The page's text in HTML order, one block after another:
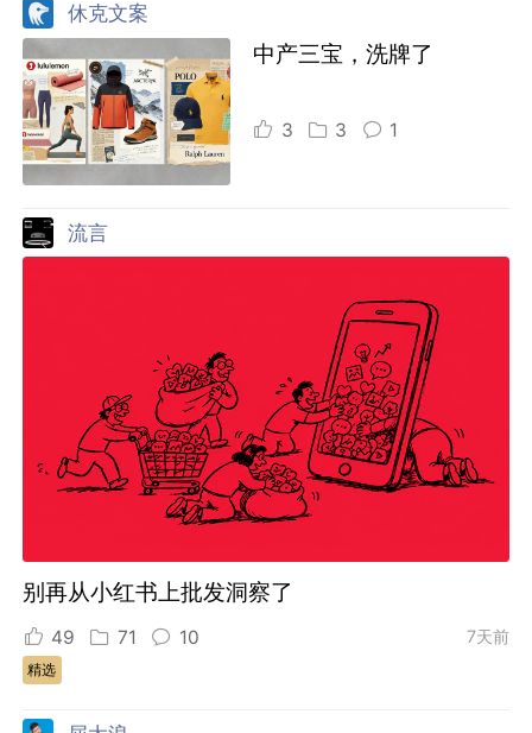
休克文案
中产三宝，洗牌了
3 3 1
流言
别再从小红书上批发洞察了
49 71 10 7天前
精选